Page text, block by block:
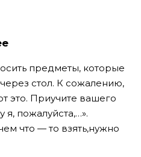
предметы, которые
стол. К сожалению,
это. Приучите вашего
я, пожалуйста,…».
что — то взять,нужно